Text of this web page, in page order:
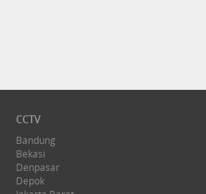
CCTV
Bandung
Bekasi
Denpasar
Depok